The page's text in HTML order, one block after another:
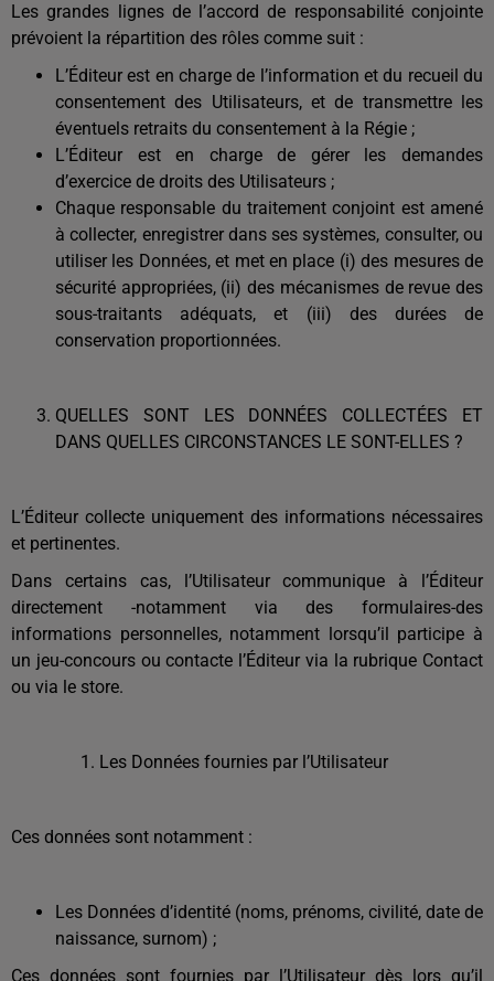
Les grandes lignes de l’accord de responsabilité conjointe
prévoient la répartition des rôles comme suit :
L’Éditeur est en charge de l’information et du recueil du
consentement des Utilisateurs, et de transmettre les
éventuels retraits du consentement à la Régie ;
L’Éditeur est en charge de gérer les demandes
d’exercice de droits des Utilisateurs ;
Chaque responsable du traitement conjoint est amené
à collecter, enregistrer dans ses systèmes, consulter, ou
utiliser les Données, et met en place (i) des mesures de
sécurité appropriées, (ii) des mécanismes de revue des
sous-traitants adéquats, et (iii) des durées de
conservation proportionnées.
QUELLES SONT LES DONNÉES COLLECTÉES ET
DANS QUELLES CIRCONSTANCES LE SONT-ELLES ?
L’Éditeur collecte uniquement des informations nécessaires
et pertinentes.
Dans certains cas, l’Utilisateur communique à l’Éditeur
directement -notamment via des formulaires-des
informations personnelles, notamment lorsqu’il participe à
un jeu-concours ou contacte l’Éditeur via la rubrique Contact
ou via le store.
Les Données fournies par l’Utilisateur
Ces données sont notamment :
Les Données d’identité (noms, prénoms, civilité, date de
naissance, surnom) ;
Ces données sont fournies par l’Utilisateur dès lors qu’il